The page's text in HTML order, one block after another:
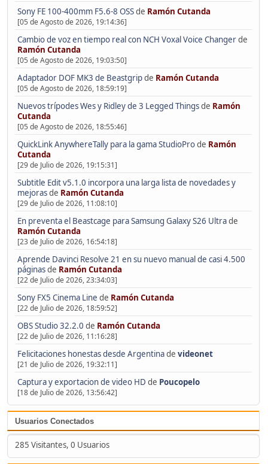
Sony FE 100-400mm F5.6-8 OSSde Ramón Cutanda
[05 de Agosto de 2026, 19:14:36]
Cambio de voz en tiempo real con NCH Voxal Voice Changerde
Ramón Cutanda
[05 de Agosto de 2026, 19:03:50]
Adaptador DOF MK3 de Beastgripde Ramón Cutanda
[05 de Agosto de 2026, 18:59:19]
Nuevos trípodes Wes y Ridley de 3 Legged Thingsde Ramón
Cutanda
[05 de Agosto de 2026, 18:55:46]
QuickLink AnywhereTally para la gama StudioProde Ramón
Cutanda
[29 de Julio de 2026, 19:15:31]
Subtitle Edit v5.1.0 incorpora una larga lista de novedades y
mejorasde Ramón Cutanda
[29 de Julio de 2026, 11:08:10]
En preventa el Beastcage para Samsung Galaxy S26 Ultrade
Ramón Cutanda
[23 de Julio de 2026, 16:54:18]
Aprende Davinci Resolve 21 en su nuevo manual de casi 4.500
páginasde Ramón Cutanda
[22 de Julio de 2026, 23:34:03]
Sony FX5 Cinema Line de Ramón Cutanda
[22 de Julio de 2026, 18:59:52]
OBS Studio 32.2.0 de Ramón Cutanda
[22 de Julio de 2026, 11:16:28]
Felicitaciones honestas desde Argentinade videonet
[21 de Julio de 2026, 19:32:11]
Captura y exportacion de video HD de Poucopelo
[18 de Julio de 2026, 13:56:42]
Usuarios Conectados
285 Visitantes, 0 Usuarios